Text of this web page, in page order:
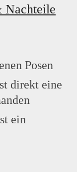
Nachteile
Posen
direkt eine
ein